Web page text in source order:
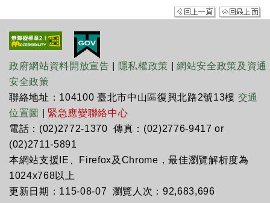
政府網站資料開放宣告 隱私權政策 |網站安全政策及資通
安全政策
聯絡地址：104100 臺北市中山區復興北路2號13樓 交通
位置圖
緊急應變聯絡中心
電話：(02)2772-1370 傳真：(02)2776-9417 or
(02)2711-5891
本網站支援IE、Firefox及Chrome，最佳瀏覽解析度為
1024x768以上
更新日期：115-08-07 瀏覽人次：92,683,696